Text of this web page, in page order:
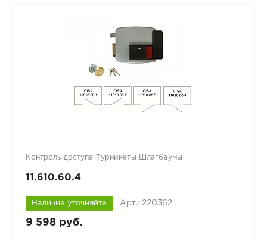
Контроль доступа Турникеты Шлагбаумы
11.610.60.4
Наличие уточняйте Арт.: 220362
9 598 руб.